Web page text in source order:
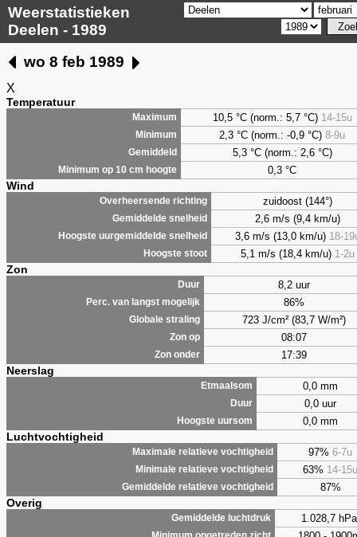
Weerstatistieken
Deelen - 1989
wo 8 feb 1989
X
Temperatuur
Maximum 10,5 °C (norm.: 5,7 °C) 14-15u
Minimum 2,3 °C (norm.: -0,9 °C) 8-9u
Gemiddeld 5,3°C (norm.: 2,6 °C)
Minimum op 10 cm hoogte 0,3 °C
Wind
Overheersende richting zuidoost (144°)
Gemiddelde snelheid 2,6 m/s (9,4 km/u)
Hoogste uurgemiddelde snelheid 3,6 m/s (13,0 km/u) 18-
Hoogste stoot 5,1 m/s (18,4 km/u) 1-2u
Zon
Duur 8,2 uur
Perc. van langst mogelijk 86%
Globale straling 723 J/cm² (83,7 W/m²)
Zon op 08:07
Zon onder 17:39
Neerslag
Etmaalsom 0,0 mm
Duur 0,0 uur
Hoogste uursom 0,0 mm
Luchtvochtigheid
Maximale relatieve vochtigheid 97% 6-7u
Minimale relatieve vochtigheid 63% 14-15u
Gemiddelde relatieve vochtigheid 87%
Overig
Gemiddelde luchtdruk 1.028,7 hPa